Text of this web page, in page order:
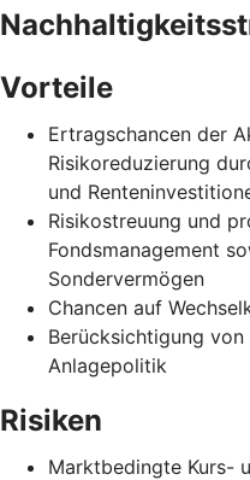
Vorteile
Ertragschancen der
Risikoreduzierung
und
Risikostreuung und
Fondsmanagement
Sondervermögen
Chancen auf
Berücksichtigung
Anlagepolitik
Risiken
Marktbedingte Kurs-